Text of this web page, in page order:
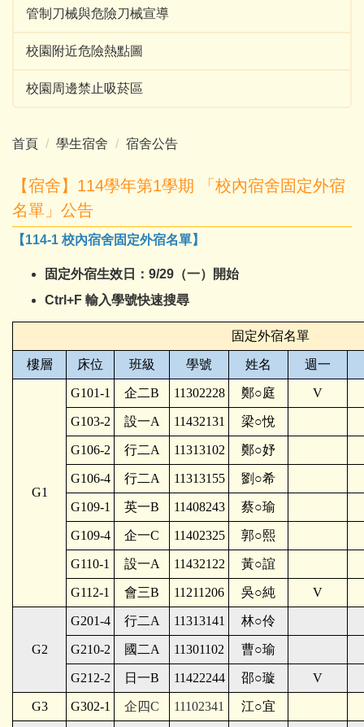
管制刀械與危險刀械宣導
校園附近危險熱點圖
校園周邊禁止吸菸區
首頁 學生宿舍 宿舍公告
【宿舍】114學年第1學期 「校內宿舍固定外宿
名單」公告
【114-1 校內宿舍固定外宿名單】
固定外宿生效日：9/29（一）開始
Ctrl+F 輸入學號快速搜尋
固定外宿名單
樓層 床位 班級 學號 姓名 週一
G1
G101-1 企二B 11302228 鄭○庭 V
G103-2 設一A 11432131 梁○悅
G106-2 行二A 11313102 鄭○妤
G106-4 行二A 11313155 劉○希
G109-1 英一B 11408243 蔡○瑜
G109-4 企一C 11402325 郭○熙
G110-1 設一A 11432122 黃○誼
G112-1 會三B 11211206 吳○純 V
G2
G201-4 行二A 11313141 林○伶
G210-2 國二A 11301102 曹○瑜
G212-2 日一B 11422244 邵○璇 V
G3 G302-1 企四C 11102341 江○宜